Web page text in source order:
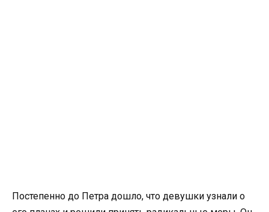
Постепенно до Петра дошло, что девушки узнали о